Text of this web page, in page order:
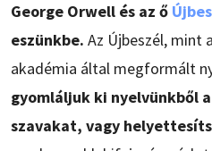
George Orwell és az ő
eszünkbe. Az Újbeszél, mint
akadémia által megformált
gyomláljuk ki nyelvünkből
szavakat, vagy